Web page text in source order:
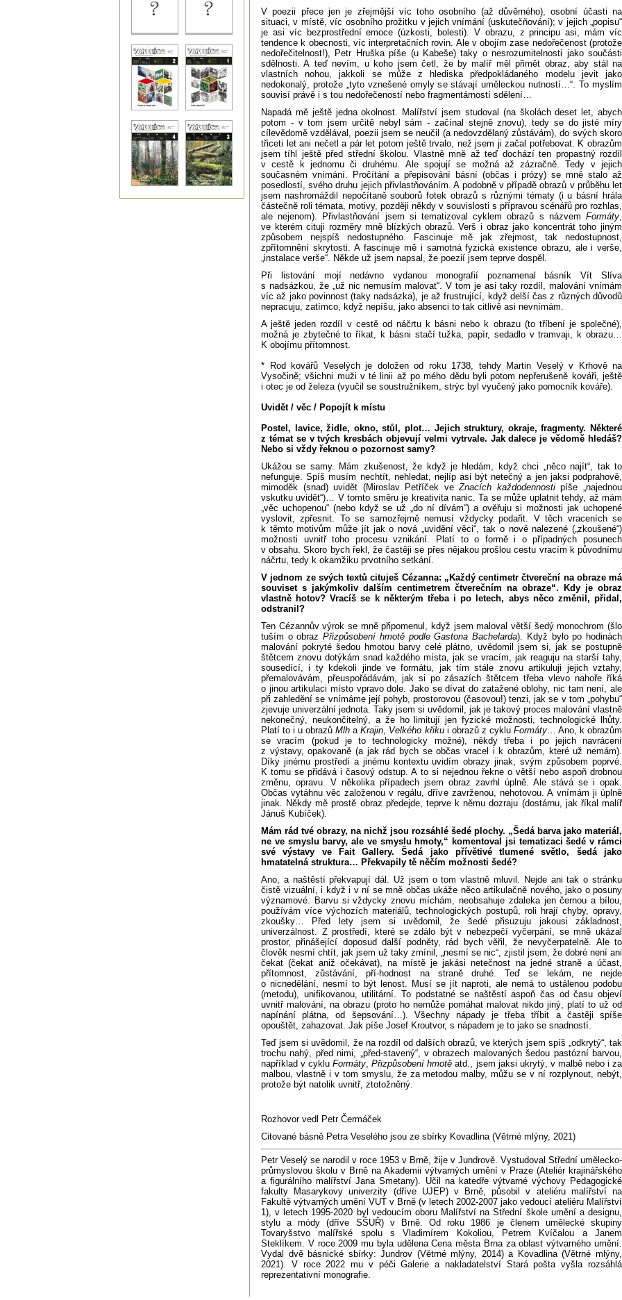
V poezii přece jen je zřejmější víc toho osobního (až důvěrného), osobní účasti na
situaci, v místě, víc osobního prožitku v jejich vnímání (uskutečňování); v jejich „popisu“
je asi víc bezprostřední emoce (úzkosti, bolesti). V obrazu, z principu asi, mám víc
tendence k obecnosti, víc interpretačních rovin. Ale v obojím zase nedořečenost (protože
nedořečitelnost!), Petr Hruška píše (u Kabeše) taky o nesrozumitelnosti jako součásti
sdělnosti. A teď nevím, u koho jsem četl, že by malíř měl přimět obraz, aby stál na
vlastních nohou, jakkoli se může z hlediska předpokládaného modelu jevit jako
nedokonalý, protože „tyto vznešené omyly se stávají uměleckou nutností…“. To myslím
souvisí právě i s tou nedořečeností nebo fragmentárností sdělení…
Napadá mě ještě jedna okolnost. Malířství jsem studoval (na školách deset let, abych
potom - v tom jsem určitě nebyl sám - začínal stejně znovu), tedy se do jisté míry
cílevědomě vzdělával, poezii jsem se neučil (a nedovzdělaný zůstávám), do svých skoro
třiceti let ani nečetl a pár let potom ještě trvalo, než jsem ji začal potřebovat. K obrazům
jsem tíhl ještě před střední školou. Vlastně mně až teď dochází ten propastný rozdíl
v cestě k jednomu či druhému. Ale spojují se možná až zázračně. Tedy v jejich
současném vnímání. Pročítání a přepisování básní (občas i prózy) se mně stalo až
posedlostí, svého druhu jejich přivlastňováním. A podobně v případě obrazů v průběhu let
jsem nashromáždil nepočítaně souborů fotek obrazů s různými tématy (i u básní hrála
částečně roli témata, motivy, později někdy v souvislosti s přípravou scénářů pro rozhlas,
ale nejenom). Přivlastňování jsem si tematizoval cyklem obrazů s názvem Formáty,
ve kterém cituji rozměry mně blízkých obrazů. Verš i obraz jako koncentrát toho jiným
způsobem nejspíš nedostupného. Fascinuje mě jak zřejmost, tak nedostupnost,
zpřítomnění skrytosti. A fascinuje mě i samotná fyzická existence obrazu, ale i verše,
„instalace verše“. Někde už jsem napsal, že poezií jsem teprve dospěl.
Při listování mojí nedávno vydanou monografií poznamenal básník Vít Slíva
s nadsázkou, že „už nic nemusím malovat“. V tom je asi taky rozdíl, malování vnímám
víc až jako povinnost (taky nadsázka), je až frustrující, když delší čas z různých důvodů
nepracuju, zatímco, když nepíšu, jako absenci to tak citlivě asi nevnímám.
A ještě jeden rozdíl v cestě od náčrtu k básni nebo k obrazu (to tříbení je společné),
možná je zbytečné to říkat, k básni stačí tužka, papír, sedadlo v tramvaji, k obrazu…
K obojímu přítomnost.
* Rod kovářů Veselých je doložen od roku 1738, tehdy Martin Veselý v Krhově na
Vysočině; všichni muži v té linii až po mého dědu byli potom nepřerušeně kováři, ještě
i otec je od železa (vyučil se soustružníkem, strýc byl vyučený jako pomocník kováře).
Uvidět / věc / Popojít k místu
Postel, lavice, židle, okno, stůl, plot… Jejich struktury, okraje, fragmenty. Některé
z témat se v tvých kresbách objevují velmi vytrvale. Jak dalece je vědomě hledáš?
Nebo si vždy řeknou o pozornost samy?
Ukážou se samy. Mám zkušenost, že když je hledám, když chci „něco najít“, tak to
nefunguje. Spíš musím nechtít, nehledat, nejlíp asi být netečný a jen jaksi podprahově,
mimoděk (snad) uvidět (Miroslav Petříček veZnacích každodennostipíše „najednou
vskutku uvidět“)… V tomto směru je kreativita nanic. Ta se může uplatnit tehdy, až mám
„věc uchopenou“ (nebo když se už „do ní dívám“) a ověřuju si možnosti jak uchopené
vyslovit, zpřesnit. To se samozřejmě nemusí vždycky podařit. V těch vraceních se
k těmto motivům může jít jak o nová „uvidění věci“, tak o nově nalezené („zkoušené“)
možnosti uvnitř toho procesu vznikání. Platí to o formě i o případných posunech
v obsahu. Skoro bych řekl, že častěji se přes nějakou prošlou cestu vracím k původnímu
náčrtu, tedy k okamžiku prvotního setkání.
V jednom ze svých textů cituješ Cézanna: „Každý centimetr čtvereční na obraze má
souviset s jakýmkoliv dalším centimetrem čtverečním na obraze“. Kdy je obraz
vlastně hotov? Vracíš se k některým třeba i po letech, abys něco změnil, přidal,
odstranil?
Ten Cézannův výrok se mně připomenul, když jsem maloval větší šedý monochrom (šlo
tuším o obrazPřizpůsobení hmotě podle Gastona Bachelarda). Když bylo po hodinách
malování pokryté šedou hmotou barvy celé plátno, uvědomil jsem si, jak se postupně
štětcem znovu dotýkám snad každého místa, jak se vracím, jak reaguju na starší tahy,
sousedící, i ty kdekoli jinde ve formátu, jak tím stále znovu artikuluji jejich vztahy,
přemalovávám, přeuspořádávám, jak si po zásazích štětcem třeba vlevo nahoře říká
o jinou artikulaci místo vpravo dole. Jako se dívat do zatažené oblohy, nic tam není, ale
při zahledění se vnímáme její pohyb, prostorovou (časovou!) tenzi, jak se v tom „pohybu“
zjevuje univerzální jednota. Taky jsem si uvědomil, jak je takový proces malování vlastně
nekonečný, neukončitelný, a že ho limitují jen fyzické možnosti, technologické lhůty.
Platí to i u obrazůMlh aKrajin, Velkého křikui obrazů z cyklu Formáty… Ano, k obrazům
se vracím (pokud je to technologicky možné), někdy třeba i po jejich navrácení
z výstavy, opakovaně (a jak rád bych se občas vracel i k obrazům, které už nemám).
Díky jinému prostředí a jinému kontextu uvidím obrazy jinak, svým způsobem poprvé.
K tomu se přidává i časový odstup. A to si nejednou řekne o větší nebo aspoň drobnou
změnu, opravu. V několika případech jsem obraz zavrhl úplně. Ale stává se i opak.
Občas vytáhnu věc založenou v regálu, dříve zavrženou, nehotovou. A vnímám ji úplně
jinak. Někdy mě prostě obraz předejde, teprve k němu dozraju (dostárnu, jak říkal malíř
Jánuš Kubíček).
Mám rád tvé obrazy, na nichž jsou rozsáhlé šedé plochy. „Šedá barva jako materiál,
ne ve smyslu barvy, ale ve smyslu hmoty,“ komentoval jsi tematizaci šedé v rámci
své výstavy ve Fait Gallery. Šedá jako přívětivé tlumené světlo, šedá jako
hmatatelná struktura… Překvapily tě něčím možnosti šedé?
Ano, a naštěstí překvapují dál. Už jsem o tom vlastně mluvil. Nejde ani tak o stránku
čistě vizuální, i když i v ní se mně občas ukáže něco artikulačně nového, jako o posuny
významové. Barvu si vždycky znovu míchám, neobsahuje zdaleka jen černou a bílou,
používám více výchozích materiálů, technologických postupů, roli hrají chyby, opravy,
zkoušky… Před lety jsem si uvědomil, že šedé přisuzuju jakousi základnost,
univerzálnost. Z prostředí, které se zdálo být v nebezpečí vyčerpání, se mně ukázal
prostor, přinášející doposud další podněty, rád bych věřil, že nevyčerpatelně. Ale to
člověk nesmí chtít, jak jsem už taky zmínil, „nesmí se nic“, zjistil jsem, že dobré není ani
čekat (čekat aniž očekávat), na místě je jakási netečnost na jedné straně a účast,
přítomnost, zůstávání, pří-hodnost na straně druhé. Teď se lekám, ne nejde
o nicnedělání, nesmí to být lenost. Musí se jít naproti, ale nemá to ustálenou podobu
(metodu), unifikovanou, utilitární. To podstatné se naštěstí aspoň čas od času objeví
uvnitř malování, na obrazu (proto ho nemůže pomáhat malovat nikdo jiný, platí to už od
napínání plátna, od šepsování…). Všechny nápady je třeba tříbit a častěji spíše
opouštět, zahazovat. Jak píše Josef Kroutvor, s nápadem je to jako se snadností.
Teď jsem si uvědomil, že na rozdíl od dalších obrazů, ve kterých jsem spíš „odkrytý“, tak
trochu nahý, před nimi, „před-stavený“, v obrazech malovaných šedou pastózní barvou,
například v cykluFormáty,Přizpůsobení hmotě atd., jsem jaksi ukrytý, v malbě nebo i za
malbou, vlastně i v tom smyslu, že za metodou malby, můžu se v ní rozplynout, nebýt,
protože být natolik uvnitř, ztotožněný.
Rozhovor vedl Petr Čermáček
Citované básně Petra Veselého jsou ze sbírky Kovadlina (Větrné mlýny, 2021)
Petr Veselý se narodil v roce 1953 v Brně, žije v Jundrově. Vystudoval Střední umělecko-
průmyslovou školu v Brně na Akademii výtvarných umění v Praze (Ateliér krajinářského
a figurálního malířství Jana Smetany). Učil na katedře výtvarné výchovy Pedagogické
fakulty Masarykovy univerzity (dříve UJEP) v Brně, působil v ateliéru malířství na
Fakultě výtvarných umění VUT v Brně (v letech 2002-2007 jako vedoucí ateliéru Malířství
1), v letech 1995-2020 byl vedoucím oboru Malířství na Střední škole umění a designu,
stylu a módy (dříve SŠUŘ) v Brně. Od roku 1986 je členem umělecké skupiny
Tovaryšstvo malířské spolu s Vladimírem Kokoliou, Petrem Kvíčalou a Janem
Steklíkem. V roce 2009 mu byla udělena Cena města Brna za oblast výtvarného umění.
Vydal dvě básnické sbírky: Jundrov (Větrné mlýny, 2014) a Kovadlina (Větrné mlýny,
2021). V roce 2022 mu v péči Galerie a nakladatelství Stará pošta vyšla rozsáhlá
reprezentativní monografie.